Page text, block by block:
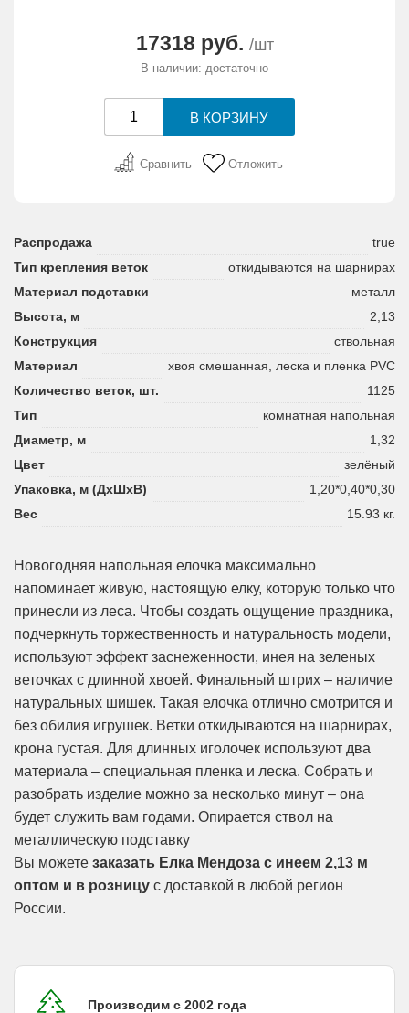
17318 руб. /шт
В наличии: достаточно
Сравнить Отложить
Распродажа
true
Тип крепления веток
откидываются на шарнирах
Материал подставки
металл
Высота, м
2,13
Конструкция
ствольная
Материал
хвоя смешанная, леска и пленка PVC
Количество веток, шт.
1125
Тип
комнатная напольная
Диаметр, м
1,32
Цвет
зелёный
Упаковка, м (ДхШхВ)
1,20*0,40*0,30
Вес
15.93 кг.
Новогодняя напольная елочка максимально
напоминает живую, настоящую елку, которую только что
принесли из леса. Чтобы создать ощущение праздника,
подчеркнуть торжественность и натуральность модели,
используют эффект заснеженности, инея на зеленых
веточках с длинной хвоей. Финальный штрих – наличие
натуральных шишек. Такая елочка отлично смотрится и
без обилия игрушек. Ветки откидываются на шарнирах,
крона густая. Для длинных иголочек используют два
материала – специальная пленка и леска. Собрать и
разобрать изделие можно за несколько минут – она
будет служить вам годами. Опирается ствол на
металлическую подставку
Вы можете заказать Елка Мендоза с инеем 2,13 м
оптом и в розницу с доставкой в любой регион
России.
Производим с 2002 года